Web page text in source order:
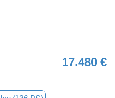
17.480 €